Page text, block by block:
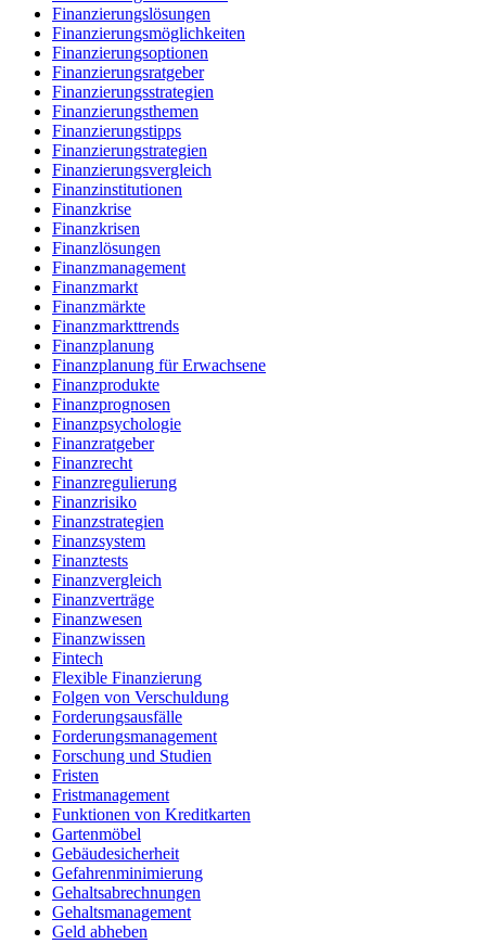
Finanzierungslösungen
Finanzierungsmöglichkeiten
Finanzierungsoptionen
Finanzierungsratgeber
Finanzierungsstrategien
Finanzierungsthemen
Finanzierungstipps
Finanzierungstrategien
Finanzierungsvergleich
Finanzinstitutionen
Finanzkrise
Finanzkrisen
Finanzlösungen
Finanzmanagement
Finanzmarkt
Finanzmärkte
Finanzmarkttrends
Finanzplanung
Finanzplanung für Erwachsene
Finanzprodukte
Finanzprognosen
Finanzpsychologie
Finanzratgeber
Finanzrecht
Finanzregulierung
Finanzrisiko
Finanzstrategien
Finanzsystem
Finanztests
Finanzvergleich
Finanzverträge
Finanzwesen
Finanzwissen
Fintech
Flexible Finanzierung
Folgen von Verschuldung
Forderungsausfälle
Forderungsmanagement
Forschung und Studien
Fristen
Fristmanagement
Funktionen von Kreditkarten
Gartenmöbel
Gebäudesicherheit
Gefahrenminimierung
Gehaltsabrechnungen
Gehaltsmanagement
Geld abheben